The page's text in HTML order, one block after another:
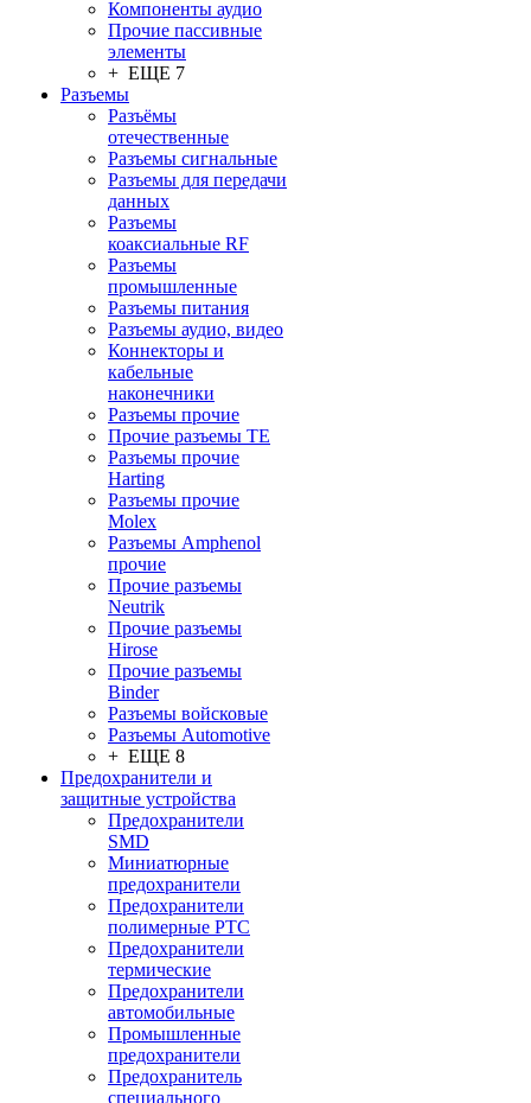
Компоненты аудио
Прочие пассивные
элементы
+ ЕЩЕ 7
Разъeмы
Разъёмы
отечественные
Разъeмы сигнальные
Разъeмы для передачи
данных
Разъeмы
коаксиальные RF
Разъeмы
промышленные
Разъeмы питания
Разъeмы аудио, видео
Коннекторы и
кабельные
наконечники
Разъeмы прочие
Прочие разъемы TE
Разъемы прочие
Harting
Разъемы прочие
Molex
Разъемы Amphenol
прочие
Прочие разъемы
Neutrik
Прочие разъемы
Hirose
Прочие разъемы
Binder
Разъемы войсковые
Разъeмы Automotive
+ ЕЩЕ 8
Предохранители и
защитные устройства
Предохранители
SMD
Миниатюрные
предохранители
Предохранители
полимерные PTC
Предохранители
термические
Предохранители
автомобильные
Промышленные
предохранители
Предохранитель
специального